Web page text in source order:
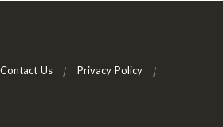
Contact Us
Privacy Policy